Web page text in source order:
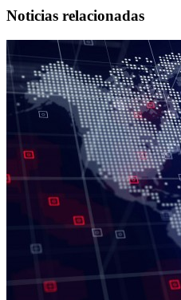
Noticias relacionadas